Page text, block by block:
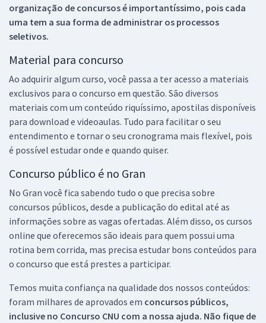
organização de concursos é importantíssimo, pois cada
uma tem a sua forma de administrar os processos
seletivos.
Material para concurso
Ao adquirir algum curso, você passa a ter acesso a materiais
exclusivos para o concurso em questão. São diversos
materiais com um conteúdo riquíssimo, apostilas disponíveis
para download e videoaulas. Tudo para facilitar o seu
entendimento e tornar o seu cronograma mais flexível, pois
é possível estudar onde e quando quiser.
Concurso público é no Gran
No Gran você fica sabendo tudo o que precisa sobre
concursos públicos, desde a publicação do edital até as
informações sobre as vagas ofertadas. Além disso, os cursos
online que oferecemos são ideais para quem possui uma
rotina bem corrida, mas precisa estudar bons conteúdos para
o concurso que está prestes a participar.
Temos muita confiança na qualidade dos nossos conteúdos:
foram milhares de aprovados em concursos públicos,
inclusive no Concurso CNU com a nossa ajuda. Não fique de